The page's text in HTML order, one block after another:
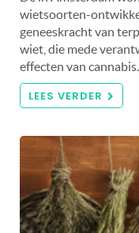
wietsoorten-
geneeskracht van
wiet, die mede
effecten van cannabis.
LEES VERDER